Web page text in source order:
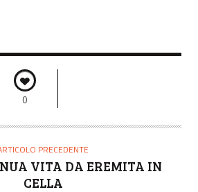
0
PRECEDENTE
VITA DA EREMITA IN
CELLA